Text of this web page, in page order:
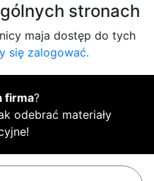
stronach
maja dostęp do tych
się zalogować.
firma?
odebrać materiały